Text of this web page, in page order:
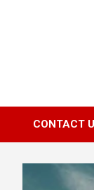
CONTACT